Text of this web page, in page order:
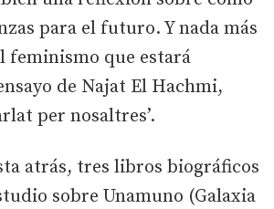
para el futuro. Y nada más
feminismo que estará
de Najat El Hachmi,
per nosaltres’.
atrás, tres libros biográficos
sobre Unamuno (Galaxia